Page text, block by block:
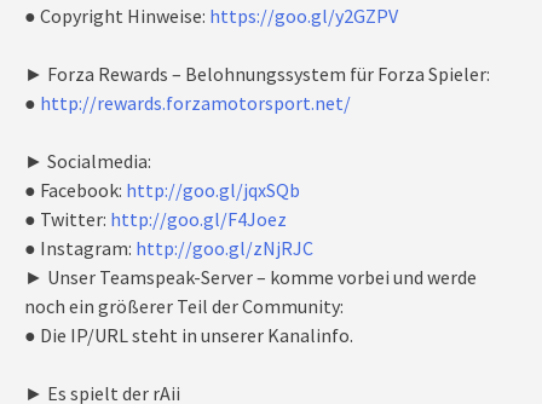
● Copyright Hinweise: https://goo.gl/y2GZPV
► Forza Rewards – Belohnungssystem für Forza Spieler:
● http://rewards.forzamotorsport.net/
► Socialmedia:
● Facebook: http://goo.gl/jqxSQb
● Twitter: http://goo.gl/F4Joez
● Instagram: http://goo.gl/zNjRJC
► Unser Teamspeak-Server – komme vorbei und werde
noch ein größerer Teil der Community:
● Die IP/URL steht in unserer Kanalinfo.
► Es spielt der rAii